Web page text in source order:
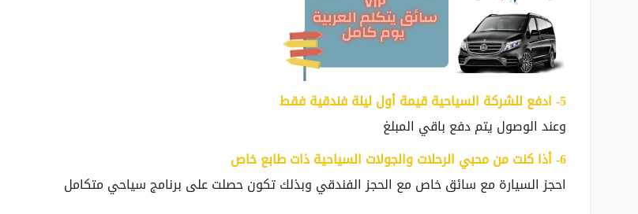
5- ادفع للشركة السياحية قيمة أول ليلة فندقية فقط
وعند الوصول يتم دفع باقي المبلغ
‎6- أذا كنت من محبي الرحلات والجولات السياحية ذات طابع خاص
احجز السيارة مع سائق خاص مع الحجز الفندقي وبذلك تكون حصلت على برنامج سياحي متكامل